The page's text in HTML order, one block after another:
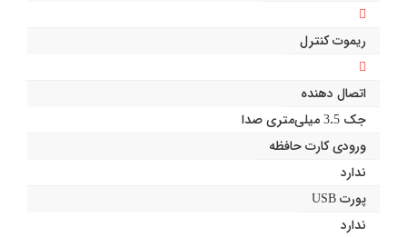
ریموت کنترل
اتصال دهنده
جک 3.5 میلی‌متری صدا
ورودی کارت حافظه
ندارد
پورت USB
ندارد